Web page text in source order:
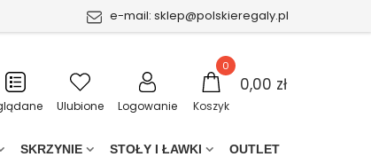
e-mail: sklep@polskieregaly.pl
Ulubione Logowanie Koszyk
0
0,00 zł
SKRZYNIE STOŁY I ŁAWKI OUTLET